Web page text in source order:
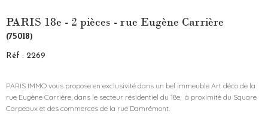
PARIS 18e - 2 pièces - rue Eugène Carrière
(75018)
Réf : 2269
PARIS IMMO vous propose en exclusivité dans un bel immeuble Art déco de la
rue Eugène Carrière, dans le secteur résidentiel du 18e, à proximité du Square
Carpeaux et des commerces de la rue Damrémont.